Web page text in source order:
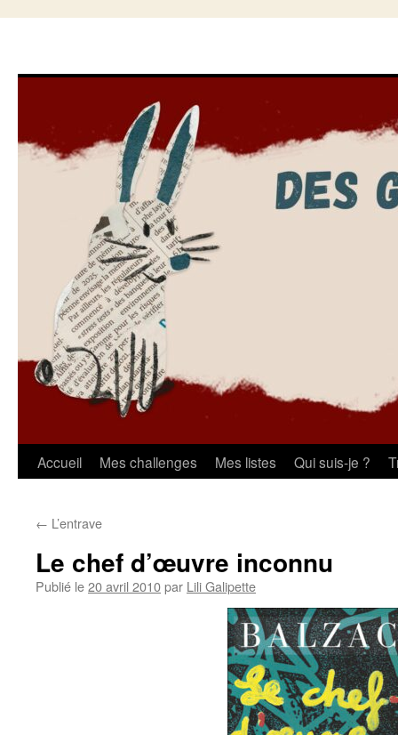
Aller
contenu
Accueil Mes challenges Mes listes Qui suis-je ?
← L’entrave
Le chef d’œuvre inconnu
Publié le20 avril 2010par Lili Galipette